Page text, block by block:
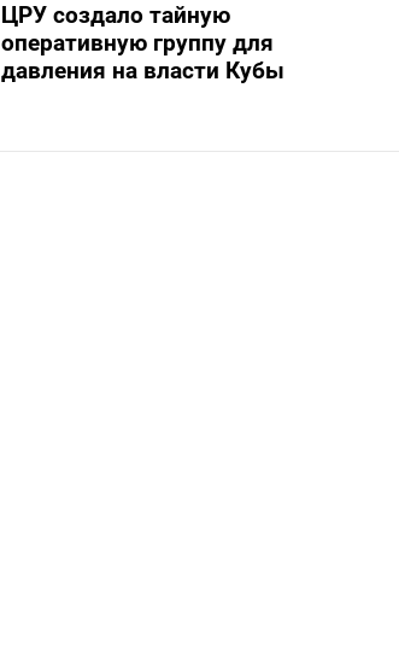
ЦРУ создало тайную
оперативную группу для
давления на власти Кубы